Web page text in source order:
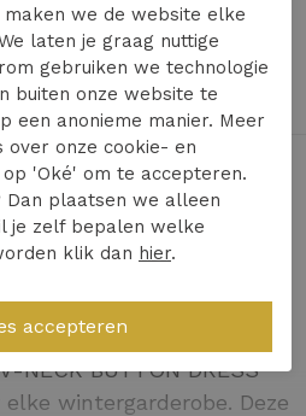
mogelijk
tijdloze charme van de
NECK BUTTON DRESS
wintergarderobe. Deze
we de website elke
laten je graag nuttige
gebruiken we technologie
buiten onze website te
een anonieme manier. Meer
over onze cookie- en
'Oké' om te accepteren.
Dan plaatsen we alleen
je zelf bepalen welke
klik dan hier.